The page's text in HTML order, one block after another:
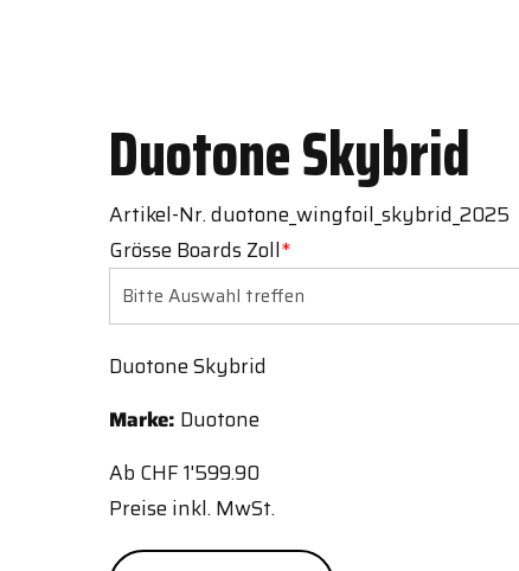
Duotone Skybrid
Artikel-Nr. duotone_wingfoil_skybrid_2025
Grösse Boards Zoll*
Duotone Skybrid
Marke: Duotone
Ab CHF1'599.90
Preise inkl. MwSt.